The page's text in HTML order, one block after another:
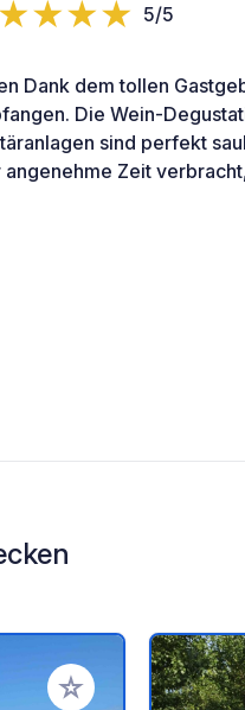
5/5
Dank dem tollen
Die Wein-
sind perfekt
angenehme Zeit